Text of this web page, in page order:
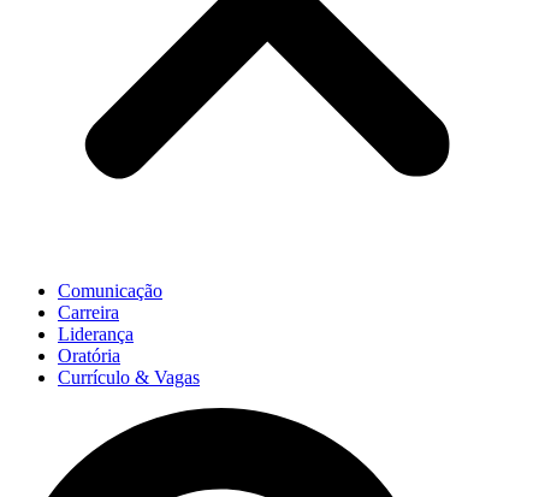
Comunicação
Carreira
Liderança
Oratória
Currículo & Vagas